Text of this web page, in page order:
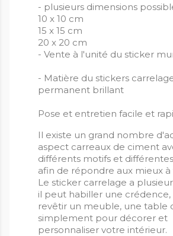
- plusieurs dimensions
10 x 10 cm
15 x 15 cm
20 x 20 cm
- Vente à l'unité du sticker
- Matière du stickers
permanent brillant
Pose et entretien facile et
Il existe un grand nombre
aspect carreaux de ciment
différents motifs et
afin de répondre aux mieux à
Le sticker carrelage a
il peut habiller une crédence,
revêtir un meuble, une table
simplement pour décorer et
personnaliser votre intérieur.